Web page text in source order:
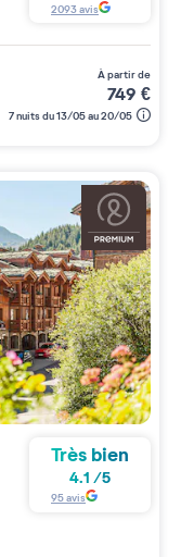
2093avis
à partir de
749 €
7 nuits du 13/05 au 20/05
Très bien
4.1 /5
95avis